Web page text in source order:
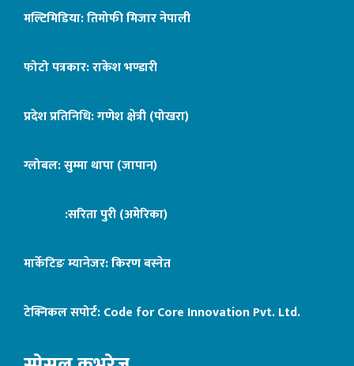
मल्टिमिडिया: तिमोफी मिजार नेपाली
फोटो पत्रकार: राकेश भण्डारी
प्रदेश प्रतिनिधि: गणेश क्षेत्री (पोखरा)
ग्लोबल: सुम्मा थापा (जापान)
:सरिता पुरी (अमेरिका)
मार्केटिङ म्यानेजर: किरण बस्नेत
टेक्निकल सपोर्ट:Code for Core Innovation Pvt. Ltd.